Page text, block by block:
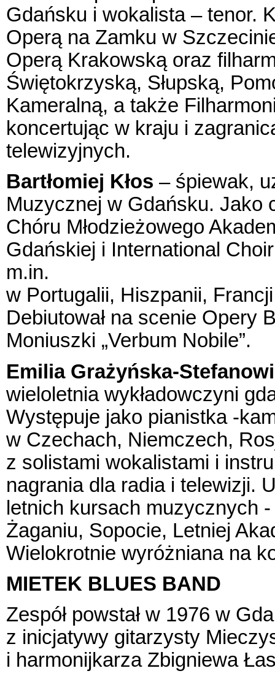
Gdańsku i wokalista – tenor.
Operą na Zamku w
Operą Krakowską oraz
Świętokrzyską, Słupską,
Kameralną, a także
koncertując w kraju i
telewizyjnych.
Bartłomiej Kłos – śpiewak,
Muzycznej w Gdańsku. Jako
Chóru Młodzieżowego
Gdańskiej i International
m.in.
w Portugalii, Hiszpanii,
Debiutował na scenie Opery
Moniuszki „Verbum Nobile”.
Emilia Grażyńska-
wieloletnia wykładowczyni
Występuje jako pianistka -
w Czechach, Niemczech,
z solistami wokalistami i
nagrania dla radia i telewizji.
letnich kursach muzycznych
Żaganiu, Sopocie, Letniej
Wielokrotnie wyróżniana na
MIETEK BLUES BAND
Zespół powstał w 1976 w
z inicjatywy gitarzysty
i harmonijkarza Zbigniewa